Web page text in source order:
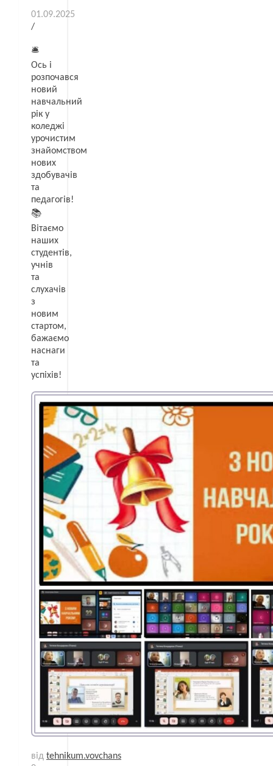
01.09.2025
/
🛎
Ось і
розпочався
новий
навчальний
рік у
коледжі
урочистим
знайомством
нових
здобувачів
та
педагогів!
📚
Вітаємо
наших
студентів,
учнів
та
слухачів
з
новим
стартом,
бажаємо
наснаги
та
успіхів!
від tehnikum.vovchans